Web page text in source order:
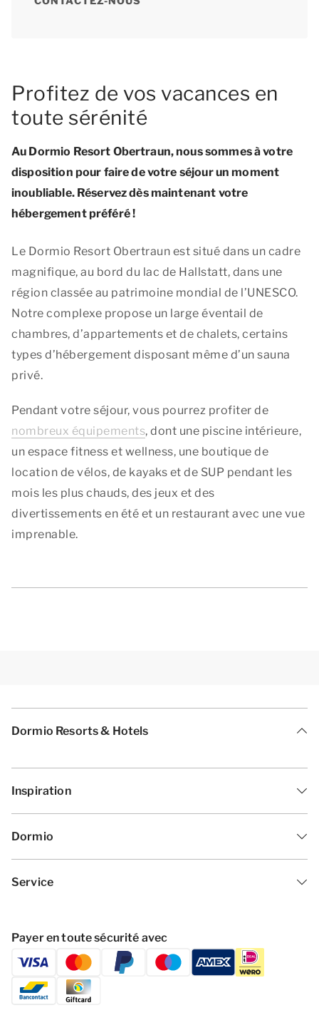
Profitez de vos vacances en
toute sérénité
Au Dormio Resort Obertraun, nous sommes à votre
disposition pour faire de votre séjour un moment
inoubliable. Réservez dès maintenant votre
hébergement préféré !
Le Dormio Resort Obertraun est situé dans un cadre
magnifique, au bord du lac de Hallstatt, dans une
région classée au patrimoine mondial de l’UNESCO.
Notre complexe propose un large éventail de
chambres, d’appartements et de chalets, certains
types d’hébergement disposant même d’un sauna
privé.
Pendant votre séjour, vous pourrez profiter de
nombreux équipements, dont une piscine intérieure,
un espace fitness et wellness, une boutique de
location de vélos, de kayaks et de SUP pendant les
mois les plus chauds, des jeux et des
divertissements en été et un restaurant avec une vue
imprenable.
Dormio Resorts & Hotels
Inspiration
Dormio
Service
Payer en toute sécurité avec